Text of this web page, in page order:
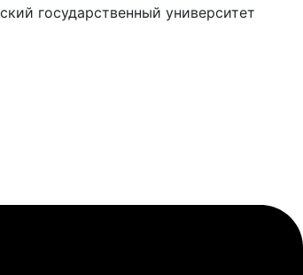
государственный университет